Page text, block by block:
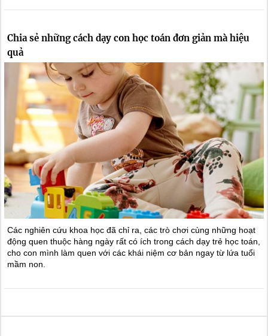
Chia sẻ những cách dạy con học toán đơn giản mà hiệu
quả
Các nghiên cứu khoa học đã chỉ ra, các trò chơi cùng những hoạt
động quen thuộc hàng ngày rất có ích trong cách dạy trẻ học toán,
cho con mình làm quen với các khái niệm cơ bản ngay từ lứa tuổi
mầm non.